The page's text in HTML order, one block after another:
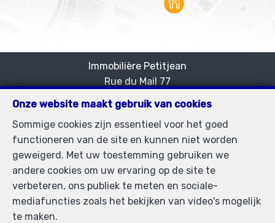
Onze website maakt gebruik van cookies
Sommige cookies zijn essentieel voor het goed
functioneren van de site en kunnen niet worden
geweigerd. Met uw toestemming gebruiken we
andere cookies om uw ervaring op de site te
verbeteren, ons publiek te meten en sociale-
mediafuncties zoals het bekijken van video's mogelijk
te maken.
Immobilière Petitjean
—
Rue du Mail 77
1050 Bruxelles
TEL.02/537.03.70
—
immopetitjean@gmail.com
BIV-erkende vastgoedmakelaar in België, BIV N°
505438 - Ondernemingsnummer : BTW BE-
0425.723.793- Toezichthoudende Autoriteit :
Beroepinstituut van Vastgoedmakelaars
Luxemburgstraat, 16B - 1000 Brussel (+32 2 505 38 50